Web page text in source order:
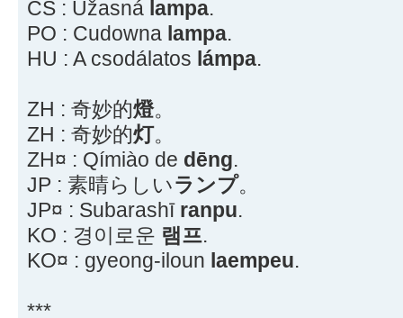
CS : Úžasná lampa.
PO : Cudowna lampa.
HU : A csodálatos lámpa.
ZH : 奇妙的燈。
ZH : 奇妙的灯。
ZH¤ : Qímiào de dēng.
JP : 素晴らしいランプ。
JP¤ : Subarashī ranpu.
KO : 경이로운 램프.
KO¤ : gyeong-iloun laempeu.
***